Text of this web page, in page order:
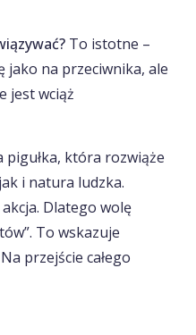
To istotne –
jako na przeciwnika, ale
jest wciąż
pigułka, która rozwiąże
i natura ludzka.
Dlatego wolę
To wskazuje
przejście całego